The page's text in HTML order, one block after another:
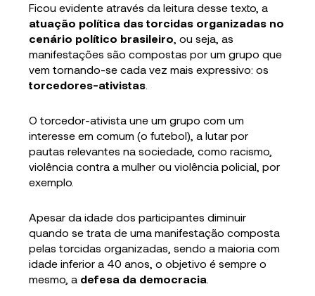
Ficou evidente através da leitura desse texto, a
atuação política das torcidas organizadas no
cenário político brasileiro , ou seja, as
manifestações são compostas por um grupo que
vem tornando-se cada vez mais expressivo: os
torcedores-ativistas
O torcedor-ativista une um grupo com um
interesse em comum (o futebol), a lutar por
pautas relevantes na sociedade, como racismo,
violência contra a mulher ou violência policial, por
exemplo.
Apesar da idade dos participantes diminuir
quando se trata de uma manifestação composta
pelas torcidas organizadas, sendo a maioria com
idade inferior a 40 anos, o objetivo é sempre o
mesmo, a defesa da democracia